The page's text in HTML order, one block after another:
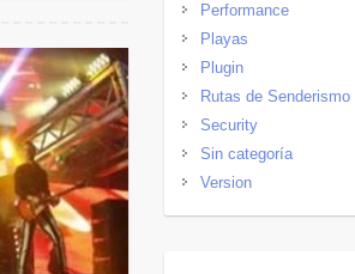
Performance
Playas
Plugin
Rutas de Senderismo
Security
Sin categoría
Version